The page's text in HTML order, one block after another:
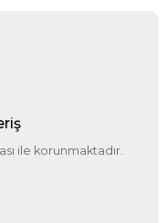
ile korunmaktadır.